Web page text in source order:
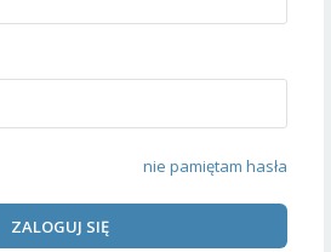
nie pamiętam hasła
ZALOGUJ SIĘ